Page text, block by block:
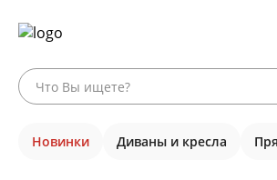
Новинки Диваны и кресла